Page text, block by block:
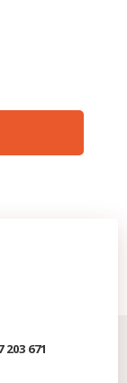
203 671